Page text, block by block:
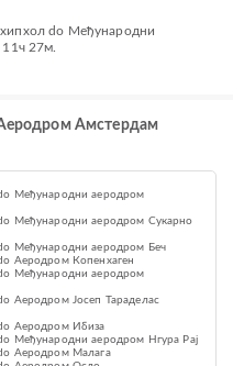
27м.
Амстердам
Међународни аеродром
Међународни аеродром Сукарно
Међународни аеродром Беч
Аеродром Копенхаген
Међународни аеродром
Аеродром Јосеп Тараделас
Aеродром Ибиза
Међународни аеродром Нгура Рај
Аеродром Малага